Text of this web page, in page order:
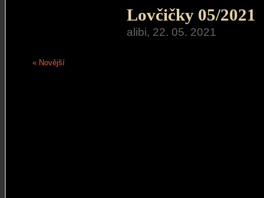
Lovčičky 05/2021
alibi, 22. 05. 2021
« Novější